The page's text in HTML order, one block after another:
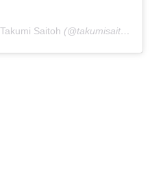
Saitoh (@takumisaitoh_official) on